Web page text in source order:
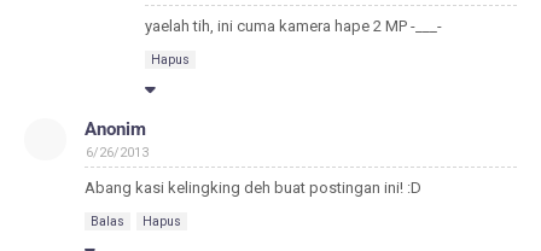
yaelah tih, ini cuma kamera hape 2 MP -___-
Hapus
Anonim
6/26/2013
Abang kasi kelingking deh buat postingan ini! :D
Balas Hapus